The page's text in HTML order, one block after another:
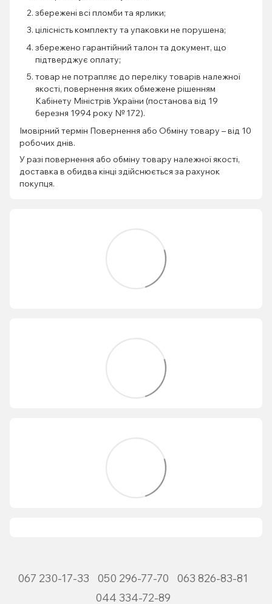
збережені всі пломби та ярлики;
цілісність комплекту та упаковки не порушена;
збережено гарантійний талон та документ, що
підтверджує оплату;
товар не потрапляє до переліку товарів належної
якості, повернення яких обмежене рішенням
Кабінету Міністрів України (постанова від 19
березня 1994 року № 172).
Імовірний термін Повернення або Обміну товару – від 10
робочих днів.
У разі повернення або обміну товару належної якості,
доставка в обидва кінці здійснюється за рахунок
покупця.
067 230-17-33 050 296-77-70
063 826-83-81
044 334-72-89